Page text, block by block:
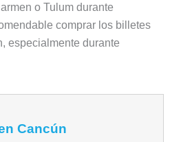
o Tulum durante
comprar los billetes
especialmente durante
Cancún